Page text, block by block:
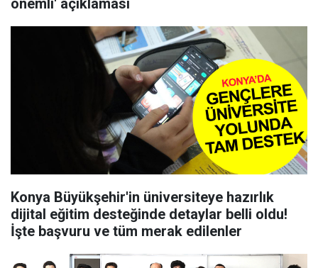
önemli' açıklaması
Konya Büyükşehir'in üniversiteye hazırlık
dijital eğitim desteğinde detaylar belli oldu!
İşte başvuru ve tüm merak edilenler